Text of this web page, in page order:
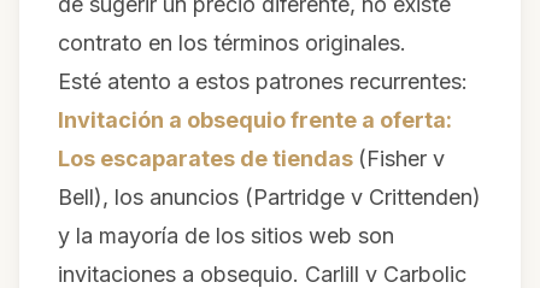
contrato en los términos originales.
Esté atento a estos patrones recurrentes:
Invitación a obsequio frente a oferta:
Los escaparates de tiendas (Fisher v
Bell), los anuncios (Partridge v Crittenden)
y la mayoría de los sitios web son
invitaciones a obsequio. Carlill v Carbolic